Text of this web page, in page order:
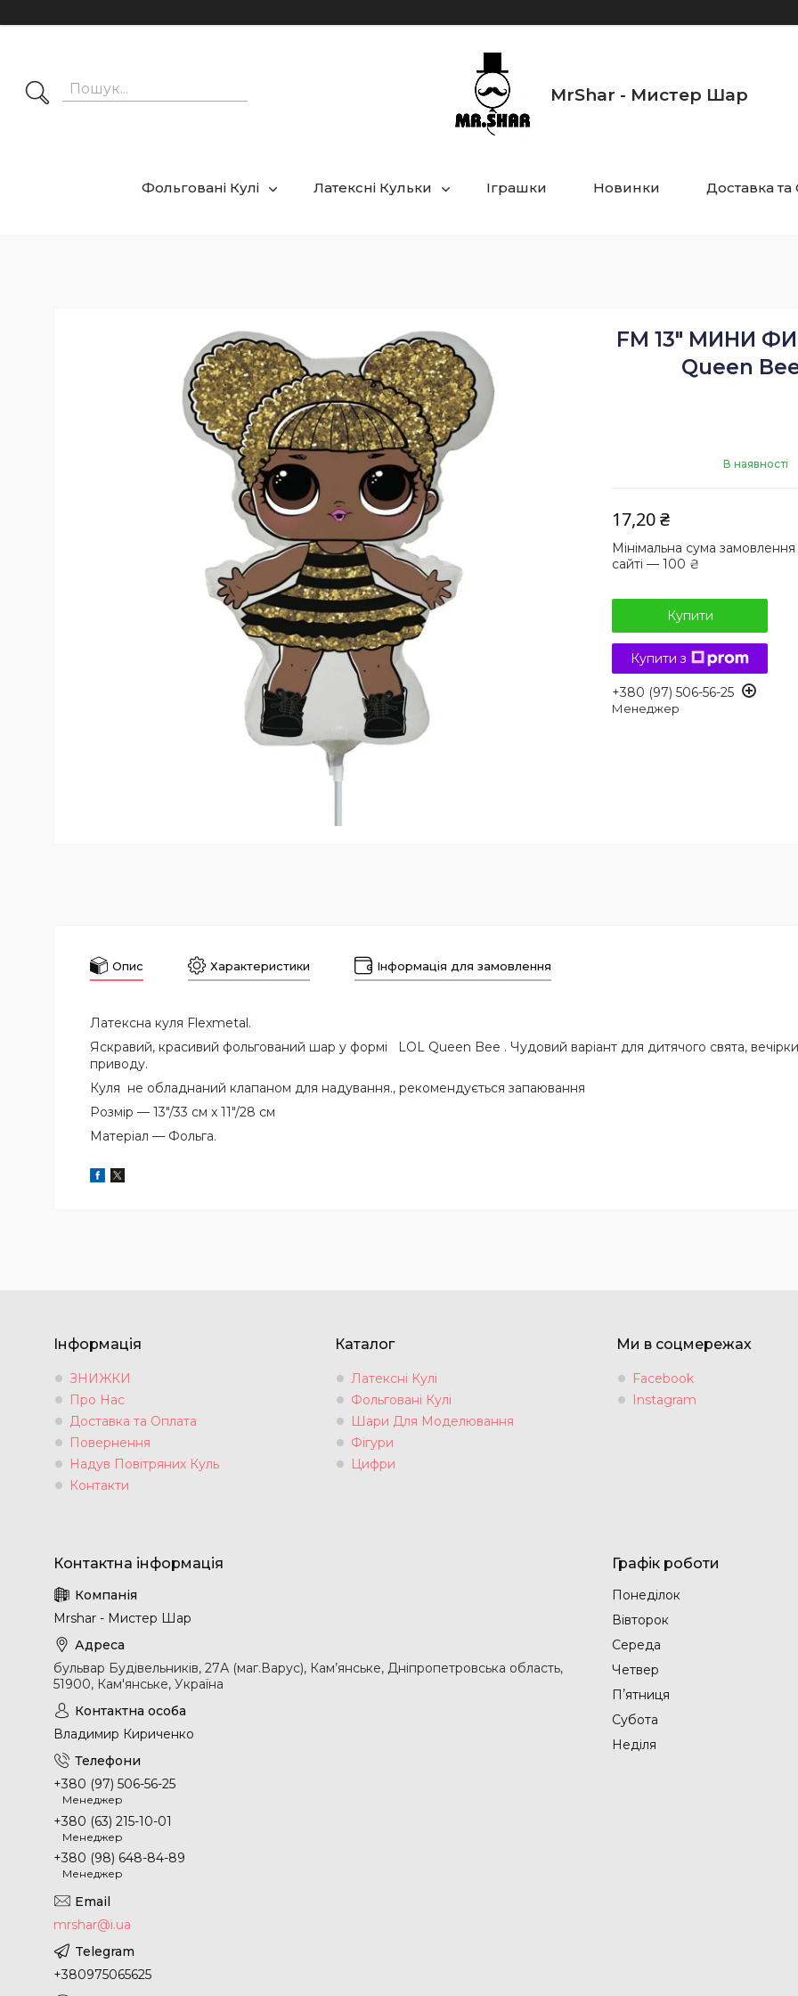
MrShar - Мистер Шар
Фольговані Кулі Латексні Кульки Іграшки Новинки Доставка та
FМ 13" МИНИ
Queen
В наявності
17,20 ₴
Мінімальна сума замовлення
сайті — 100 ₴
Купити
Купити з
+380 (97) 506-56-25
Менеджер
Опис Характеристики Інформація для замовлення
Латексна куля Flexmetal.
Яскравий, красивий фольгований шар у формі LOL Queen Bee . Чудовий варіант для дитячого свята,
приводу.
Куля не обладнаний клапаном для надування., рекомендується запаювання
Розмір — 13"/33 см x 11"/28 см
Матеріал — Фольга.
Інформація
ЗНИЖКИ
Про Нас
Доставка та Оплата
Повернення
Надув Повітряних Куль
Контакти
Каталог
Латексні Кулі
Фольговані Кулі
Шари Для Моделювання
Фігури
Цифри
Ми в соцмережах
Facebook
Instagram
Mrshar - Мистер Шар
бульвар Будівельників, 27А (маг.Варус), Кам’янське, Дніпропетровська область,
51900, Кам'янське, Україна
Владимир Кириченко
+380 (97) 506-56-25
Менеджер
+380 (63) 215-10-01
Менеджер
+380 (98) 648-84-89
Менеджер
mrshar@i.ua
+380975065625
Графік роботи
Понеділок
Вівторок
Середа
Четвер
Пʼятниця
Субота
Неділя